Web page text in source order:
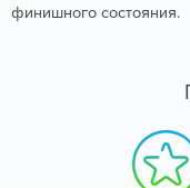
финишного состояния.